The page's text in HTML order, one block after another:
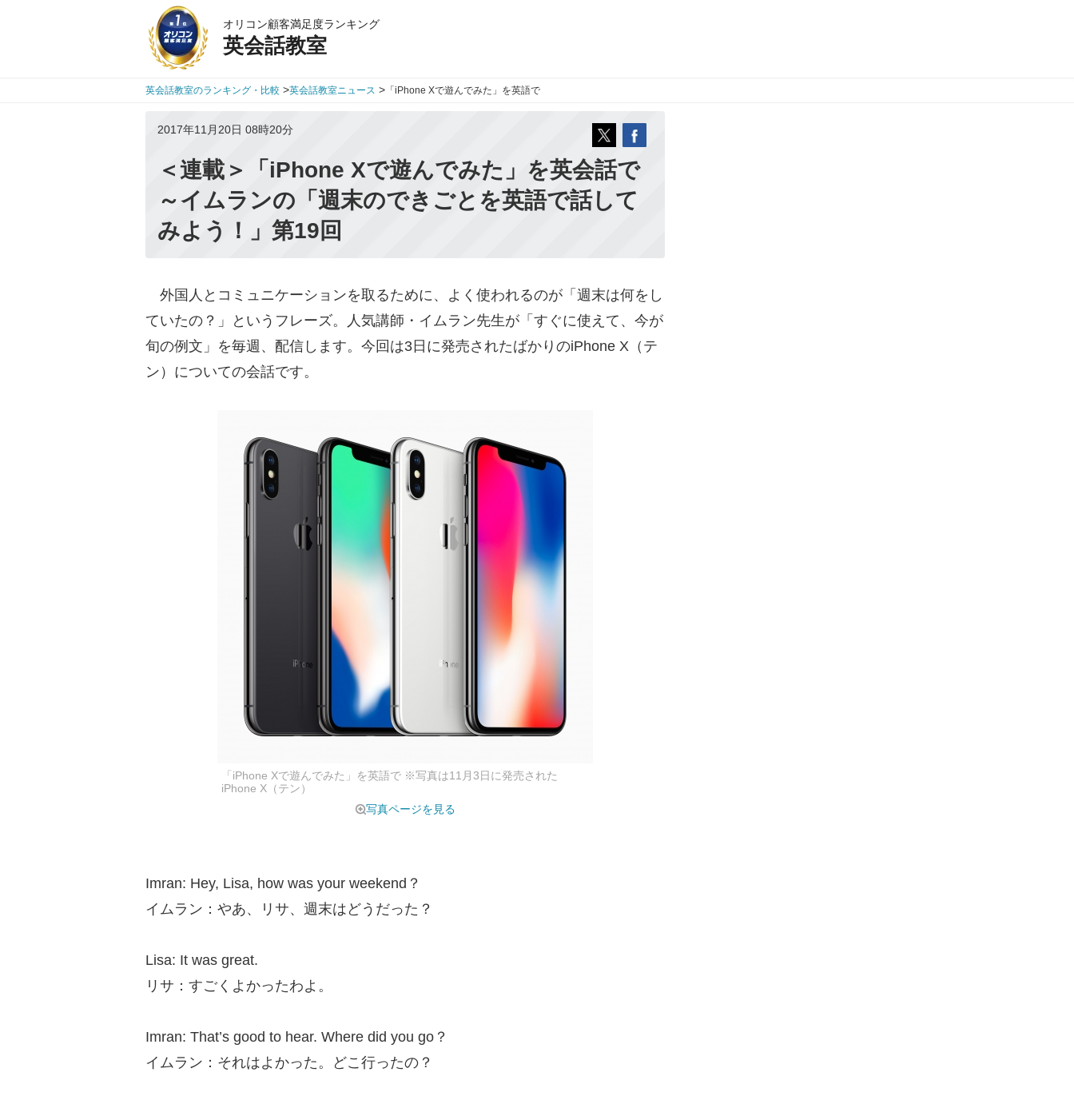
オリコン顧客満足度ランキング
英会話教室
英会話教室のランキング・比較 >英会話教室ニュース > 「iPhone Xで遊んでみた」を英語で
2017年11月20日 08時20分
＜連載＞「iPhone Xで遊んでみた」を英会話で
～イムランの「週末のできごとを英語で話して
みよう！」第19回
外国人とコミュニケーションを取るために、よく使われるのが「週末は何をし
ていたの？」というフレーズ。人気講師・イムラン先生が「すぐに使えて、今が
旬の例文」を毎週、配信します。今回は3日に発売されたばかりのiPhone X（テ
ン）についての会話です。
「iPhone Xで遊んでみた」を英語で ※写真は11月3日に発売された
iPhone X（テン）
写真ページを見る
Imran: Hey, Lisa, how was your weekend？
イムラン：やあ、リサ、週末はどうだった？
Lisa: It was great.
リサ：すごくよかったわよ。
Imran: That’s good to hear. Where did you go？
イムラン：それはよかった。どこ行ったの？